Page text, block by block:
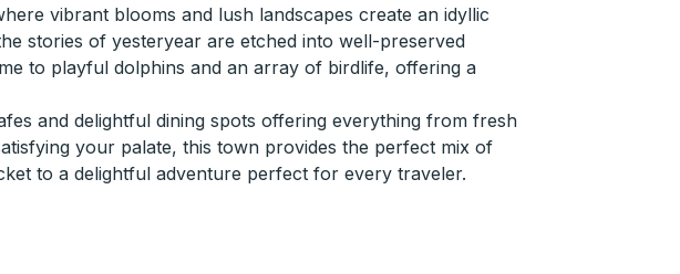
vibrant blooms and lush landscapes create an idyllic
stories of yesteryear are etched into well-preserved
to playful dolphins and an array of birdlife, offering a
and delightful dining spots offering everything from fresh
your palate, this town provides the perfect mix of
to a delightful adventure perfect for every traveler.